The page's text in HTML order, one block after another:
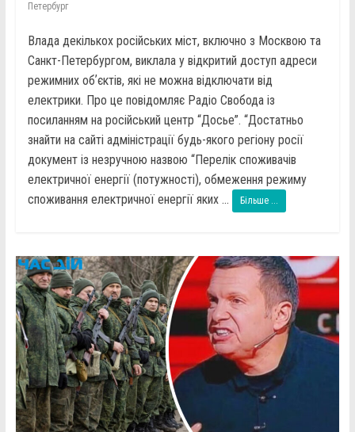
Петербург
Влада декількох російських міст, включно з Москвою та
Санкт-Петербургом, виклала у відкритий доступ адреси
режимних обʼєктів, які не можна відключати від
електрики. Про це повідомляє Радіо Свобода із
посиланням на російський центр “Досье”. “Достатньо
знайти на сайті адміністрації будь-якого регіону росії
документ із незручною назвою “Перелік споживачів
електричної енергії (потужності), обмеження режиму
споживання електричної енергії яких ...
Більше ...